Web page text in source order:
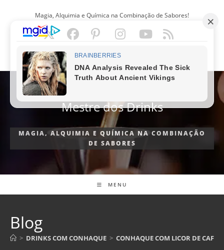
Magia, Alquimia e Química na Combinação de Sabores!
PORTUGUÊS
Mestre dos Drinks
MAGIA, ALQUIMIA E QUÍMICA NA COMBINAÇÃO
DE SABORES
MENU
Blog
> DRINKS COM CONHAQUE > CONHAQUE COM LICOR DE CAFÉ